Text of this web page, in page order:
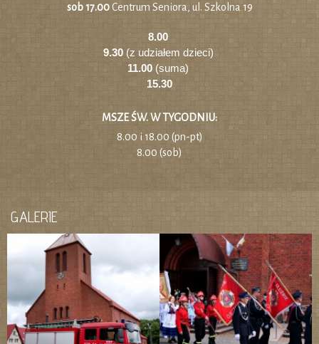
sob 17.00Centrum Seniora, ul. Szkolna 19
8.00
9.30(z udziałem dzieci)
11.00 (suma)
15.30
MSZE ŚW. W TYGODNIU:
8.00 i 18.00 (pn-pt)
8.00 (sob)
GALERIE